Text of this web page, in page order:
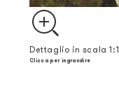
Dettaglio in scala 1:1
Clicca per ingrandire